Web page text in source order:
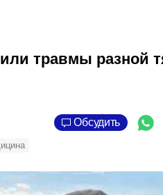
травмы разной
Обсудить